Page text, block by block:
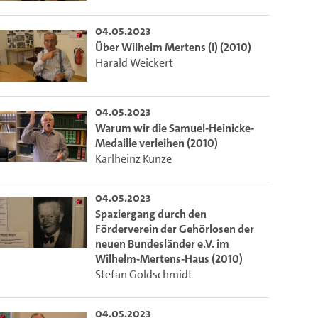
aktuelle Zeit auszuwählen.
Link auf den Ausschnitt des Videos.
Lecture2Go-Videoplayer einzubetten.
04.05.2023
Über Wilhelm Mertens (I) (2010)
Harald Weickert
04.05.2023
Warum wir die Samuel-Heinicke-
Medaille verleihen (2010)
Karlheinz Kunze
04.05.2023
Spaziergang durch den
Förderverein der Gehörlosen der
neuen Bundesländer e.V. im
Wilhelm-Mertens-Haus (2010)
Stefan Goldschmidt
04.05.2023